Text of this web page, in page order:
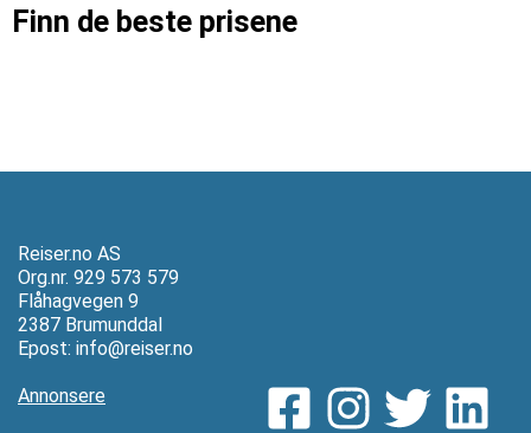
Finn de beste prisene
Reiser.no AS
Org.nr. 929 573 579
Flåhagvegen 9
2387 Brumunddal
Epost: info@reiser.no
Annonsere